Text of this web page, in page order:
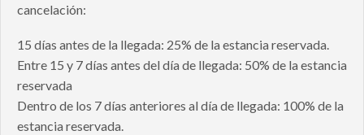
cancelación:
15 días antes de la llegada: 25% de la estancia reservada.
Entre 15 y 7 días antes del día de llegada: 50% de la estancia
reservada
Dentro de los 7 días anteriores al día de llegada: 100% de la
estancia reservada.